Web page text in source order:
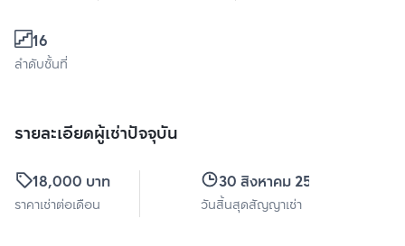
16
ลำดับชั้นที่
รายละเอียดผู้เช่าปัจจุบัน
18,000 บาท
ราคาเช่าต่อเดือน
30 สิงหาคม 2569
วันสิ้นสุดสัญญาเช่า